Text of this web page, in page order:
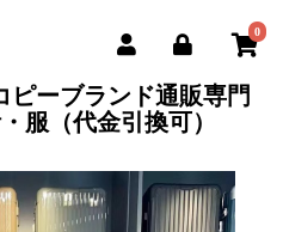
0
ピーブランド通販専門
服（代金引換可）